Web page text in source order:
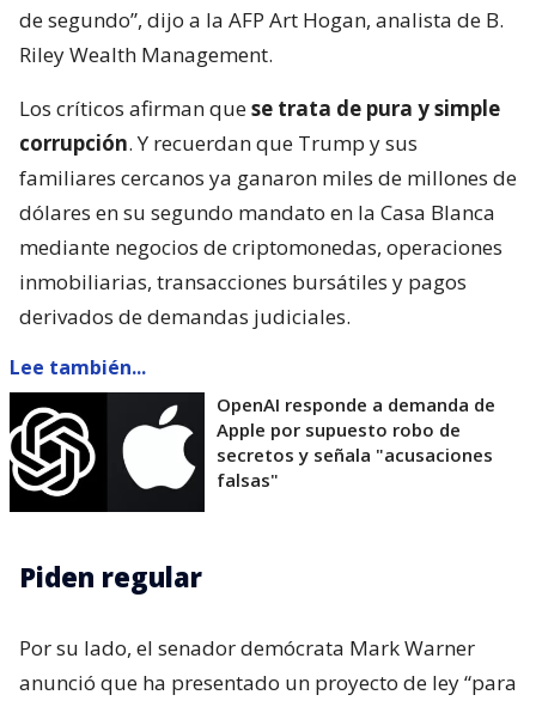
de segundo”, dijo a la AFP Art Hogan, analista de B.
Riley Wealth Management.
Los críticos afirman quese trata de pura y simple
corrupción. Y recuerdan que Trump y sus
familiares cercanos ya ganaron miles de millones de
dólares en su segundo mandato en la Casa Blanca
mediante negocios de criptomonedas, operaciones
inmobiliarias, transacciones bursátiles y pagos
derivados de demandas judiciales.
Lee también...
OpenAI responde a demanda de
Apple por supuesto robo de
secretos y señala "acusaciones
falsas"
Piden regular
Por su lado, el senador demócrata Mark Warner
anunció que ha presentado un proyecto de ley “para